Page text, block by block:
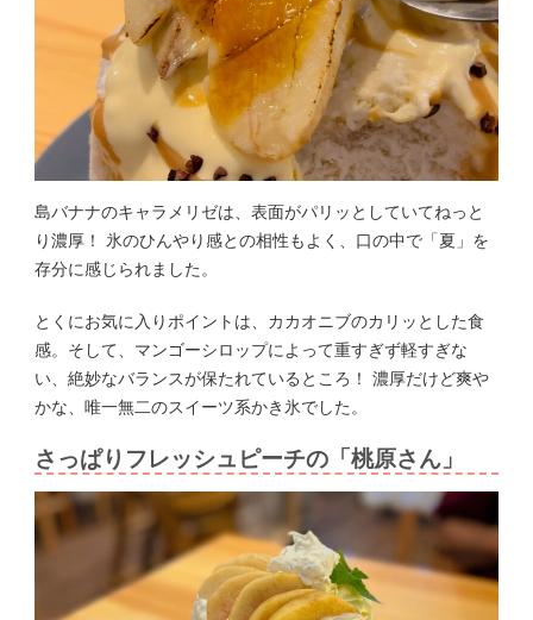
島バナナのキャラメリゼは、表面がパリッとしていてねっと
り濃厚！ 氷のひんやり感との相性もよく、口の中で「夏」を
存分に感じられました。
とくにお気に入りポイントは、カカオニブのカリッとした食
感。そして、マンゴーシロップによって重すぎず軽すぎな
い、絶妙なバランスが保たれているところ！ 濃厚だけど爽や
かな、唯一無二のスイーツ系かき氷でした。
さっぱりフレッシュピーチの「桃原さん」